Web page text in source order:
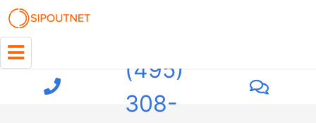
(495)
308-